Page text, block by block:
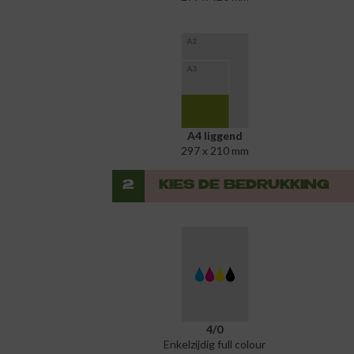
A4 liggend
297 x 210 mm
2 KIES DE BEDRUKKING
4/0
Enkelzijdig full colour